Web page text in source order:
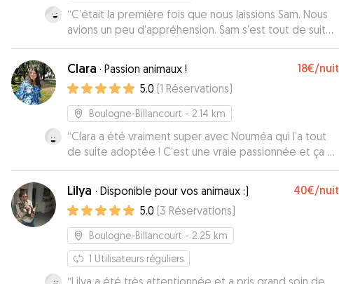
“C’était la première fois que nous laissions Sam. Nous
avions un peu d’appréhension. Sam s’est tout de suite
sentie en confiance. Je l’ai retrouvé joyeuse. Et elle a
été heureuse de retrouver Mikael pour une autre
garde.
Clara · Passion animaux ! 18€/nuit
5.0 (1 Réservations)
Boulogne-Billancourt - 2.14 km
“Clara a été vraiment super avec Nouméa qui l’a tout
de suite adoptée ! C’est une vraie passionnée et ça se
voit.”
Lilya · Disponible pour vos animaux :) 40€/nuit
5.0 (3 Réservations)
Boulogne-Billancourt - 2.25 km
1 Utilisateurs réguliers
“Lilya a été très attentionnée et a pris grand soin de